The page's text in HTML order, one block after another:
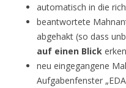
automatisch in die
beantwortete
abgehakt (so dass
auf einen Blick
neu eingegangene
Aufgabenfenster